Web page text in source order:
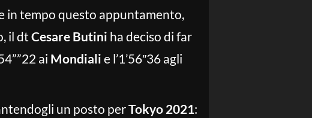
in tempo questo appuntamento,
il dt Cesare Butini ha deciso di far
ai Mondiali e l’1’56″36 agli
un posto perTokyo 2021: